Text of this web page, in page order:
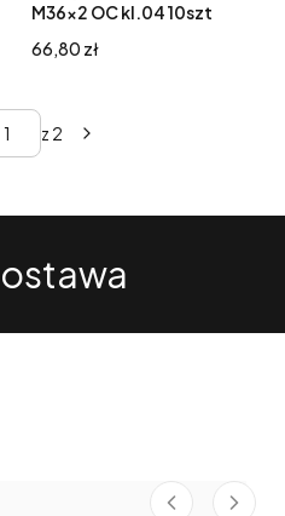
M36x2 OC kl.04 10szt
Cena
66,80 zł
z 2